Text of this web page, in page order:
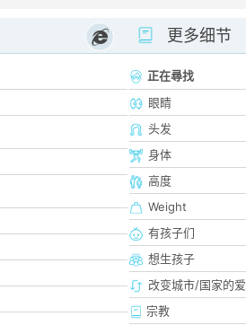
更多细节
正在尋找
眼睛
头发
身体
高度
Weight
有孩子们
想生孩子
改变城市/国家的爱
宗教